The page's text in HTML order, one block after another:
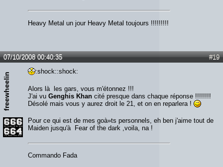
Heavy Metal un jour Heavy Metal toujours !!!!!!!!!
#19
07/10/2008 00:40:35
freewheelin
:shock::shock:
Alors là les gars, vous m'étonnez !!!
J'ai vu Genghis Khan cité presque dans chaque réponse !!!!!!!!
Désolé mais vous y aurez droit le 21, et on en reparlera !
Pour ce qui est de mes goà»ts personnels, eh ben j'aime tout de
Maiden jusqu'à Fear of the dark ,voila, na !
Commando Fada